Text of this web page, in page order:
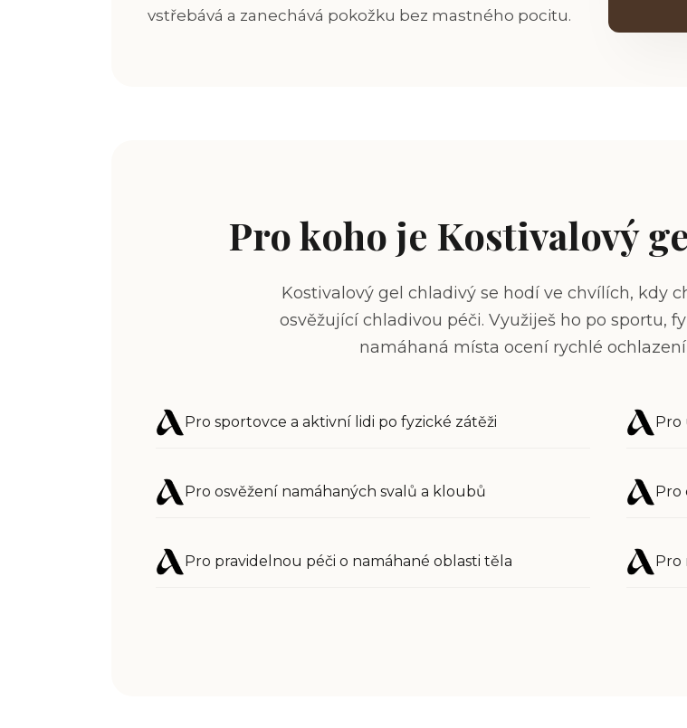
vstřebává a zanechává pokožku bez mastného pocitu.
Pro koho je Kostivalový
Kostivalový gel chladivý se hodí ve chvílích, kdy
osvěžující chladivou péči. Využiješ ho po sportu,
namáhaná místa ocení rychlé
Pro sportovce a aktivní lidi po fyzické zátěži Pro
Pro osvěžení namáhaných svalů a kloubů Pro
Pro pravidelnou péči o namáhané oblasti těla Pro